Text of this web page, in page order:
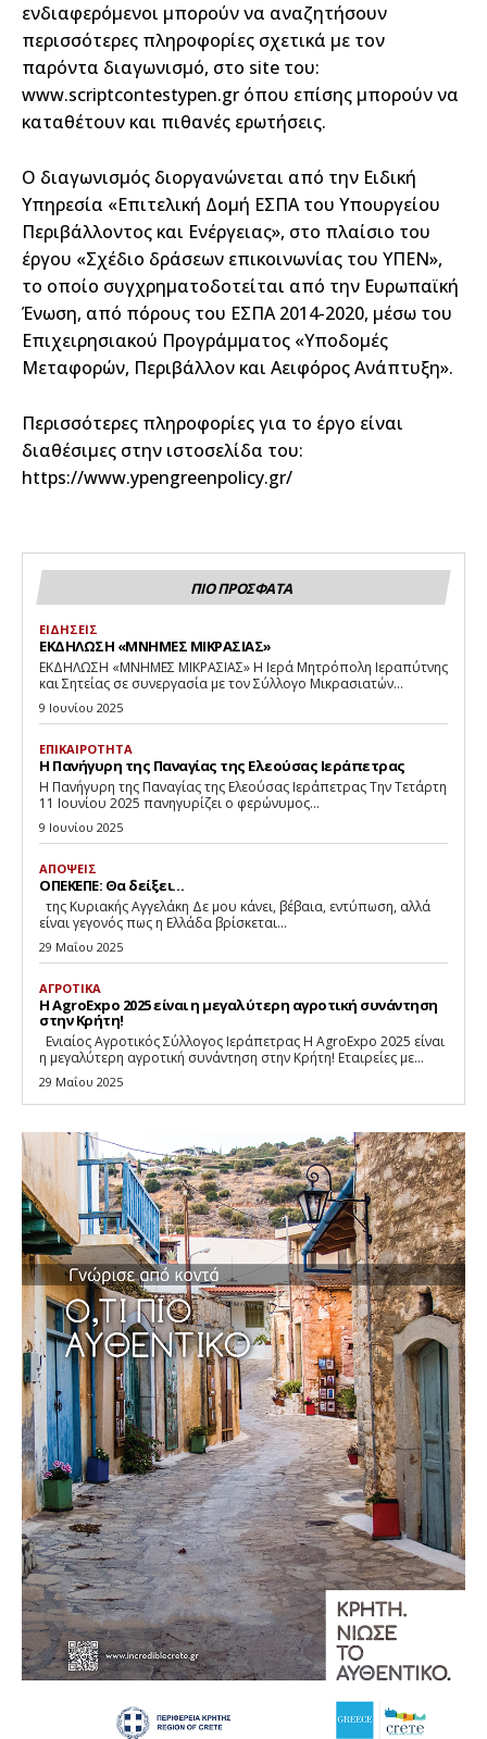
ενδιαφερόμενοι μπορούν να αναζητήσουν
περισσότερες πληροφορίες σχετικά με τον
παρόντα διαγωνισμό, στο site του:
www.scriptcontestypen.gr όπου επίσης μπορούν να
καταθέτουν και πιθανές ερωτήσεις.
Ο διαγωνισμός διοργανώνεται από την Ειδική
Υπηρεσία «Επιτελική Δομή ΕΣΠΑ του Υπουργείου
Περιβάλλοντος και Ενέργειας», στο πλαίσιο του
έργου «Σχέδιο δράσεων επικοινωνίας του ΥΠΕΝ»,
το οποίο συγχρηματοδοτείται από την Ευρωπαϊκή
Ένωση, από πόρους του ΕΣΠΑ 2014-2020, μέσω του
Επιχειρησιακού Προγράμματος «Υποδομές
Μεταφορών, Περιβάλλον και Αειφόρος Ανάπτυξη».
Περισσότερες πληροφορίες για το έργο είναι
διαθέσιμες στην ιστοσελίδα του:
https://www.ypengreenpolicy.gr/
ΠΙΟ ΠΡΟΣΦΑΤΑ
ΕΙΔΗΣΕΙΣ
ΕΚΔΗΛΩΣΗ «ΜΝΗΜΕΣ ΜΙΚΡΑΣΙΑΣ»
ΕΚΔΗΛΩΣΗ «ΜΝΗΜΕΣ ΜΙΚΡΑΣΙΑΣ» Η Ιερά Μητρόπολη Ιεραπύτνης
και Σητείας σε συνεργασία με τον Σύλλογο Μικρασιατών...
9 Ιουνίου 2025
ΕΠΙΚΑΙΡΟΤΗΤΑ
Η Πανήγυρη της Παναγίας της Ελεούσας Ιεράπετρας
Η Πανήγυρη της Παναγίας της Ελεούσας Ιεράπετρας Την Τετάρτη
11 Ιουνίου 2025 πανηγυρίζει ο φερώνυμος...
9 Ιουνίου 2025
ΑΠΟΨΕΙΣ
ΟΠΕΚΕΠΕ: Θα δείξει…
είναι γεγονός πως η Ελλάδα βρίσκεται...
29 Μαΐου 2025
ΑΓΡΟΤΙΚΑ
Η AgroExpo 2025 είναι η μεγαλύτερη αγροτική συνάντηση
στην Κρήτη!
Eνιαίος Αγροτικός Σύλλογος Ιεράπετρας Η AgroExpo 2025 είναι
η μεγαλύτερη αγροτική συνάντηση στην Κρήτη! Εταιρείες με...
29 Μαΐου 2025